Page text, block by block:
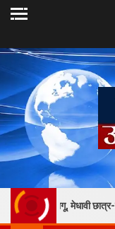
छात्र-छात्राओं को